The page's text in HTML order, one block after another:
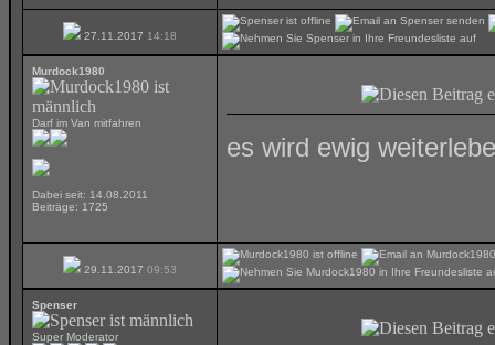
27.11.2017 14:18
Murdock1980
Darf im Van mitfahren
Dabei seit: 14.08.2011
Beiträge: 1725
es wird ewig
29.11.2017 09:53
Spenser
Super Moderator